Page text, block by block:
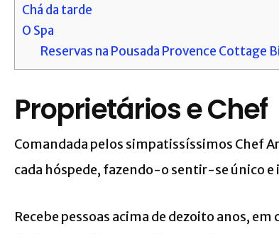
Chá da tarde
O Spa
Reservas na Pousada Provence Cottage
Proprietários e Chef
Comandada pelos simpatissíssimos Chef
cada hóspede, fazendo-o sentir-se único
Recebe pessoas acima de dezoito anos,